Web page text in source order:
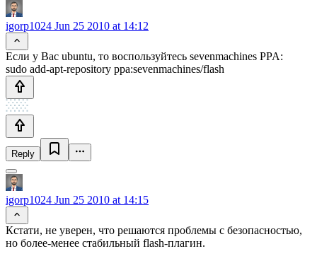
igorp1024 Jun 25 2010 at 14:12
Если у Вас ubuntu, то воспользуйтесь sevenmachines PPA:
sudo add-apt-repository ppa:sevenmachines/flash
Reply
igorp1024 Jun 25 2010 at 14:15
Кстати, не уверен, что решаются проблемы с безопасностью,
но более-менее стабильный flash-плагин.